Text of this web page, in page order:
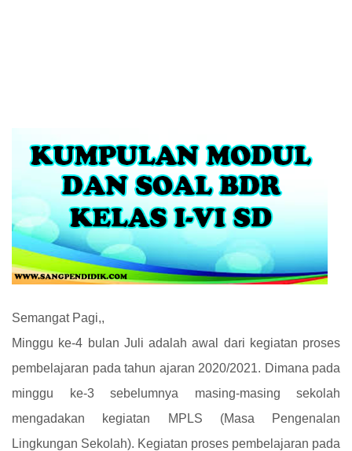
Semangat Pagi,,
Minggu ke-4 bulan Juli adalah awal dari kegiatan proses
pembelajaran pada tahun ajaran 2020/2021. Dimana pada
minggu ke-3 sebelumnya masing-masing sekolah
mengadakan kegiatan MPLS (Masa Pengenalan
Lingkungan Sekolah). Kegiatan proses pembelajaran pada